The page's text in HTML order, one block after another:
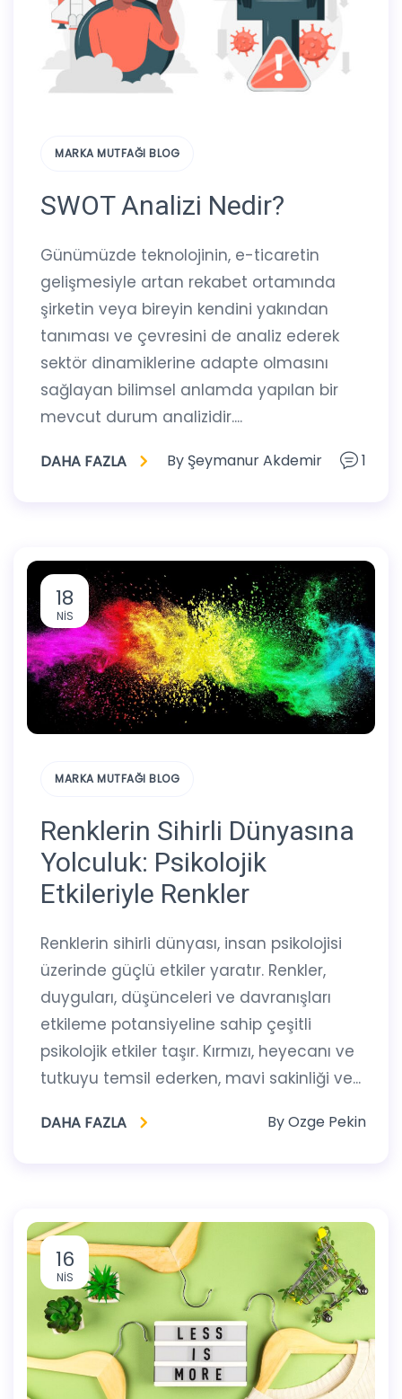
MARKA MUTFAĞI BLOG
SWOT Analizi Nedir?
Günümüzde teknolojinin, e-ticaretin
gelişmesiyle artan rekabet ortamında
şirketin veya bireyin kendini yakından
tanıması ve çevresini de analiz ederek
sektör dinamiklerine adapte olmasını
sağlayan bilimsel anlamda yapılan bir
mevcut durum analizidir....
DAHA FAZLA By Şeymanur Akdemir 1
18
NIS
MARKA MUTFAĞI BLOG
Renklerin Sihirli Dünyasına
Yolculuk: Psikolojik
Etkileriyle Renkler
Renklerin sihirli dünyası, insan psikolojisi
üzerinde güçlü etkiler yaratır. Renkler,
duyguları, düşünceleri ve davranışları
etkileme potansiyeline sahip çeşitli
psikolojik etkiler taşır. Kırmızı, heyecanı ve
tutkuyu temsil ederken, mavi sakinliği ve...
DAHA FAZLA ByOzge Pekin
16
NIS